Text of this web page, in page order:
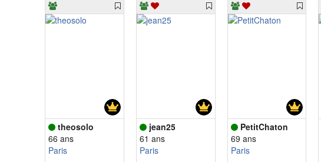
theosolo
66 ans
Paris
jean25
61 ans
Paris
PetitChaton
69 ans
Paris